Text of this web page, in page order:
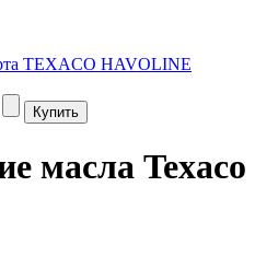
TEXACO HAVOLINE
масла Texaco